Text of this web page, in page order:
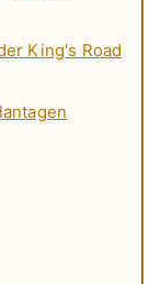
King's Road